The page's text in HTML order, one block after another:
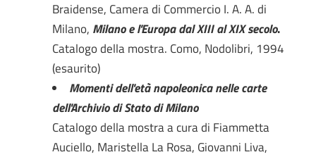
Braidense, Camera di Commercio I. A. A. di
Milano, Milano e l'Europa dal XIII al XIX secolo.
Catalogo della mostra. Como, Nodolibri, 1994
(esaurito)
Momenti dell'età napoleonica nelle carte
dell'Archivio di Stato di Milano
Catalogo della mostra a cura di Fiammetta
Auciello, Maristella La Rosa, Giovanni Liva,